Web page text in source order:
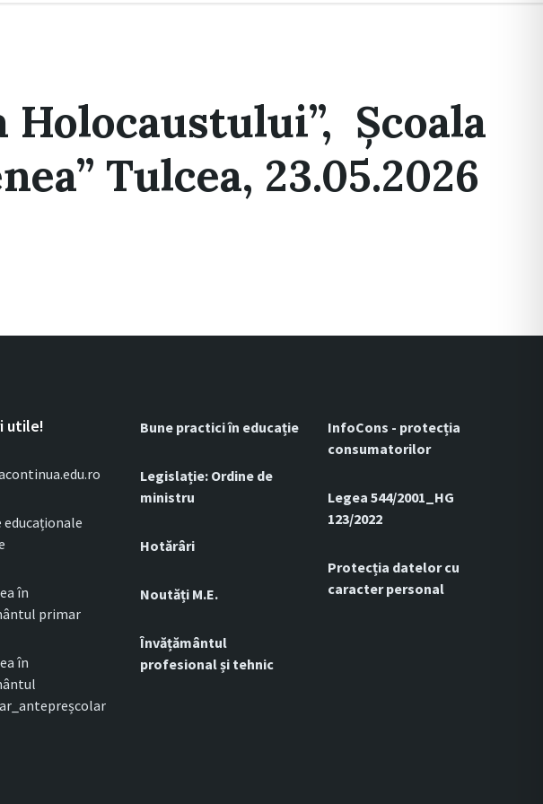
Școala
Tulcea, 23.05.2026
utile!
educaționale
în
primar
în
Bune practici în educație
Legislație: Ordine de
ministru
Hotărâri
Noutăți M.E.
Învățământul
profesional și tehnic
InfoCons - protecția
consumatorilor
Legea 544/2001_HG
123/2022
Protecția datelor cu
caracter personal